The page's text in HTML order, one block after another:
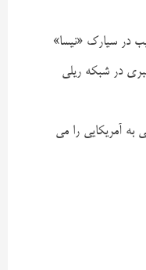
در سیارک «نیسا»
در شبکه ریلی
به آمریکایی را می